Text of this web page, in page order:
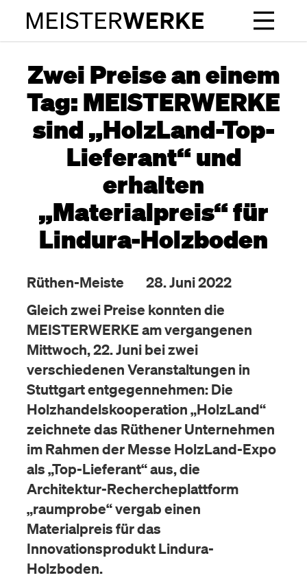
Zwei Preise an einem
Tag: MEISTERWERKE
sind „HolzLand-Top-
Lieferant“ und
erhalten
„Materialpreis“ für
Lindura-Holzboden
Rüthen-Meiste
28. Juni 2022
Gleich zwei Preise konnten die
MEISTERWERKE am vergangenen
Mittwoch, 22. Juni bei zwei
verschiedenen Veranstaltungen in
Stuttgart entgegennehmen: Die
Holzhandelskooperation „HolzLand“
zeichnete das Rüthener Unternehmen
im Rahmen der Messe HolzLand-Expo
als „Top-Lieferant“ aus, die
Architektur-Rechercheplattform
„raumprobe“ vergab einen
Materialpreis für das
Innovationsprodukt Lindura-
Holzboden.